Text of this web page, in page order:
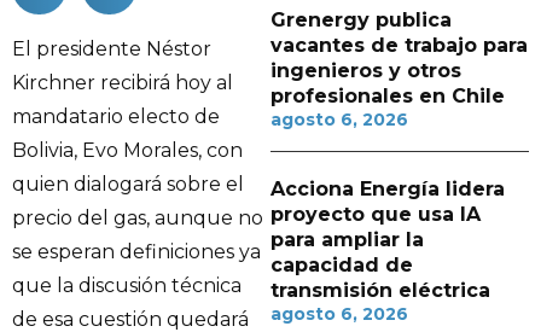
El presidente Néstor
Kirchner recibirá hoy al
mandatario electo de
Bolivia, Evo Morales, con
quien dialogará sobre el
precio del gas, aunque no
se esperan definiciones ya
que la discusión técnica
de esa cuestión quedará
Grenergy publica
vacantes de trabajo para
ingenieros y otros
profesionales en Chile
agosto 6, 2026
Acciona Energía lidera
proyecto que usa IA
para ampliar la
capacidad de
transmisión eléctrica
agosto 6, 2026